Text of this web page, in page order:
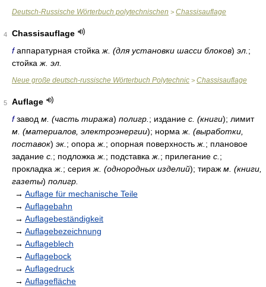
Deutsch-Russische Wörterbuch polytechnischen > Chassisauflage
4
Chassisauflage
fаппаратурная стойка ж. (для установки шасси блоков) эл. ;
стойка ж. эл.
Neue große deutsch-russische Wörterbuch Polytechnic > Chassisauflage
5
Auflage
fзавод м. (часть тиража) полигр. ; издание с. (книги); лимит
м. (материалов, электроэнергии); норма ж. (выработки,
поставок) эк. ; опора ж. ; опорная поверхность ж. ; плановое
задание с. ; подложка ж. ; подставка ж. ; прилегание с. ;
прокладка ж. ; серия ж. (однородных изделий); тираж м. (книги,
газеты) полигр.
→ Auflage für mechanische Teile
→ Auflagebahn
→ Auflagebeständigkeit
→ Auflagebezeichnung
→ Auflageblech
→ Auflagebock
→ Auflagedruck
→ Auflagefläche